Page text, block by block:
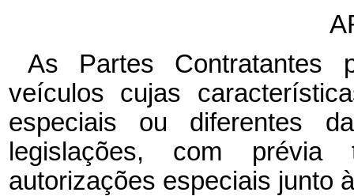
As Partes Contratantes
veículos cujas
especiais ou diferentes
legislações, com prévia
autorizações especiais junto